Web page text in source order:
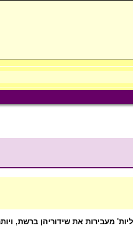
מעבירות את שידוריהן ברשת,